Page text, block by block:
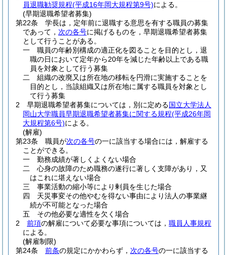
員退職勧奨規程(平成16年岡大規程第9号)による。
(早期退職希望者募集)
第22条
学長は，定年前に退職する意思を有する職員の募集
であって， 次の各号に掲げるものを，早期退職希望者募集
として行うことがある。
一
職員の年齢別構成の適正化を図ることを目的とし，退
職の日において定年から20年を減じた年齢以上である職
員を対象として行う募集
二
組織の改廃又は所在地の移転を円滑に実施することを
目的とし，当該組織又は所在地に属する職員を対象とし
て行う募集
2
早期退職希望者募集については，別に定める国立大学法人
岡山大学職員早期退職希望者募集に関する規程(平成26年岡
大規程第6号)による。
(解雇)
第23条
職員が次の各号の一に該当する場合には，解雇する
ことができる。
一
勤務成績が著しくよくない場合
二
心身の故障のため職務の遂行に著しく支障があり，又
はこれに堪えない場合
三
事業活動の縮小等により剰員を生じた場合
四
天災事変その他やむを得ない事由により法人の事業継
続が不可能となった場合
五
その他必要な適性を欠く場合
2
前項の解雇について必要な事項については， 職員人事規程
による。
(解雇制限)
第24条
前条の規定にかかわらず， 次の各号の一に該当する